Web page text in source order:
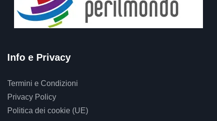
Info e Privacy
Termini e Condizioni
Privacy Policy
Politica dei cookie (UE)